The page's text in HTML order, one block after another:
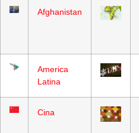
Afghanistan
America
Latina
Cina